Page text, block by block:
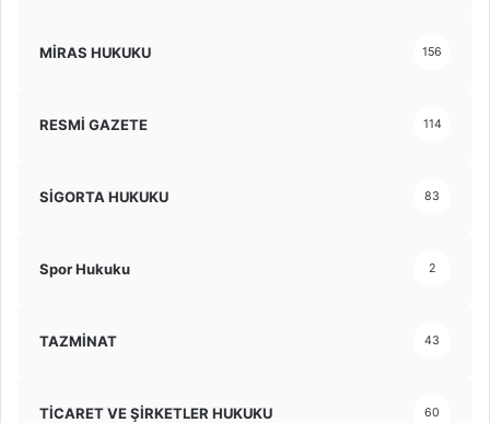
MİRAS HUKUKU 156
RESMİ GAZETE 114
SİGORTA HUKUKU 83
Spor Hukuku 2
TAZMİNAT 43
TİCARET VE ŞİRKETLER HUKUKU 60